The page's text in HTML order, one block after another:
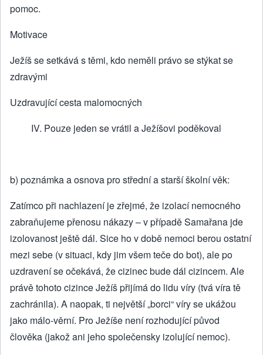
pomoc.
Motivace
Ježíš se setkává s těmi, kdo neměli právo se stýkat se
zdravými
Uzdravující cesta malomocných
IV. Pouze jeden se vrátil a Ježíšovi poděkoval
b) poznámka a osnova pro střední a starší školní věk:
Zatímco při nachlazení je zřejmé, že izolací nemocného
zabraňujeme přenosu nákazy – v případě Samařana jde
izolovanost ještě dál. Sice ho v době nemoci berou ostatní
mezi sebe (v situaci, kdy jim všem teče do bot), ale po
uzdravení se očekává, že cizinec bude dál cizincem. Ale
právě tohoto cizince Ježíš přijímá do lidu víry (tvá víra tě
zachránila). A naopak, ti největší „borci“ víry se ukážou
jako málo-věrní. Pro Ježíše není rozhodující původ
člověka (jakož ani jeho společensky izolující nemoc).